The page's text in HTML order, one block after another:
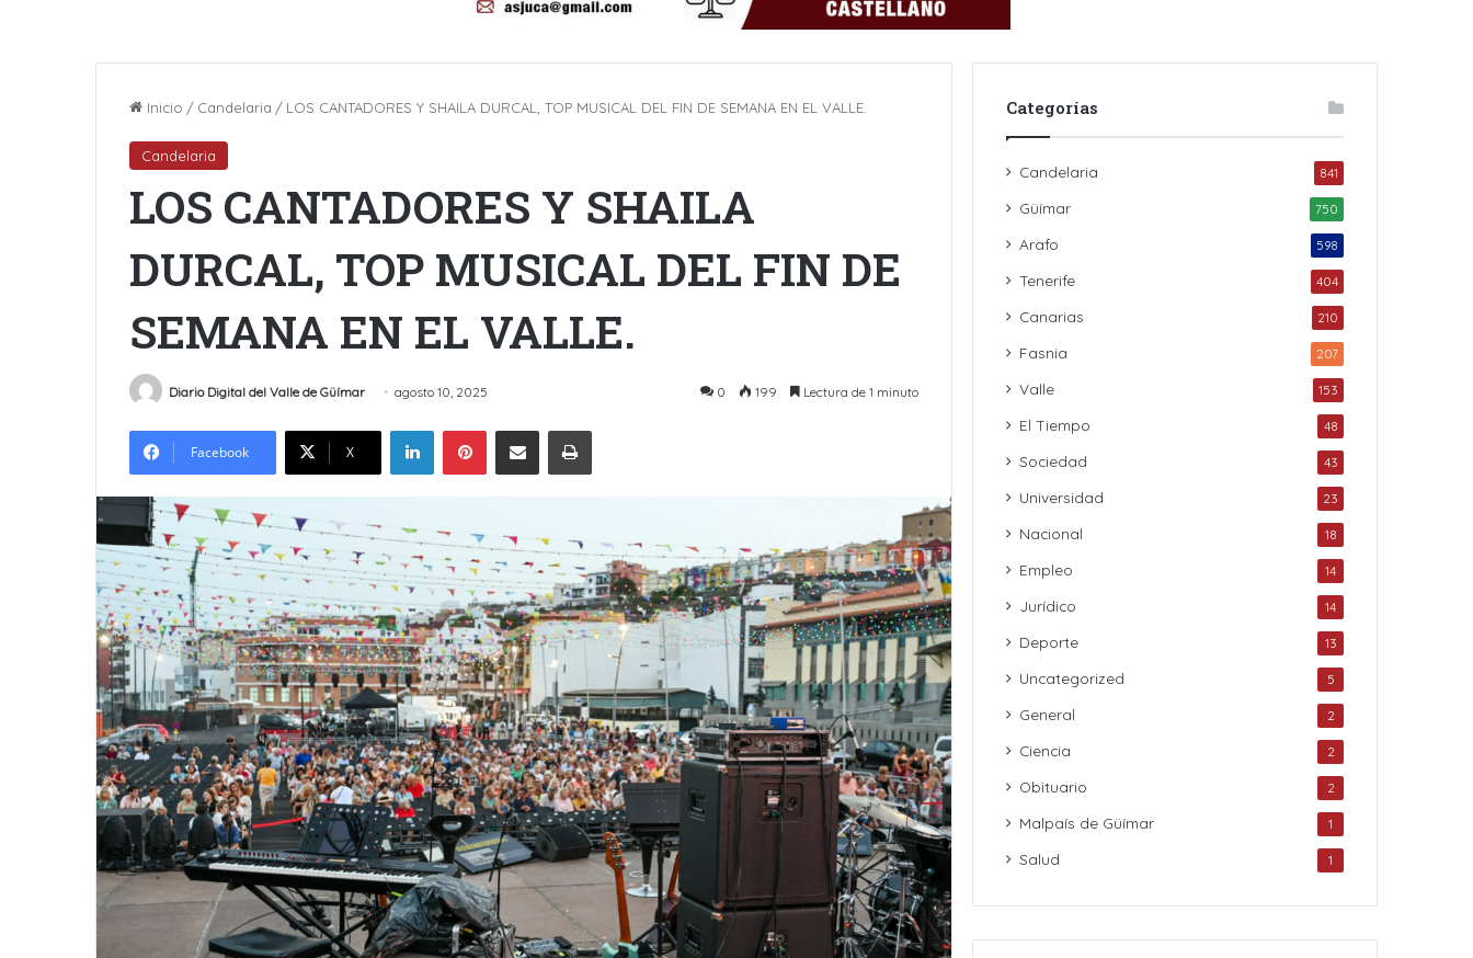
Inicio / Candelaria / LOS CANTADORES Y SHAILA DURCAL, TOP MUSICAL DEL FIN DE SEMANA EN EL VALLE.
Candelaria
LOS CANTADORES Y SHAILA
DURCAL, TOP MUSICAL DEL FIN DE
SEMANA EN EL VALLE.
Diario Digital del Valle de Güímar agosto 10, 2025 0 199 Lectura de 1 minuto
Facebook X
LinkedInPinterestCompartir por Email Imprimir
Categorías
Candelaria 841
Güímar 750
Arafo 598
Tenerife 404
Canarias 210
Fasnia 207
Valle 153
El Tiempo 48
Sociedad 43
Universidad 23
Nacional 18
Empleo 14
Jurídico 14
Deporte 13
Uncategorized 5
General 2
Ciencia 2
Obituario 2
Malpaís de Güímar 1
Salud 1